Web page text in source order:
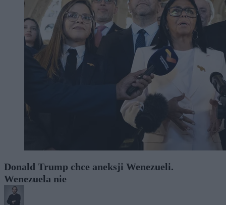
Donald Trump chce aneksji Wenezueli.
Wenezuela nie